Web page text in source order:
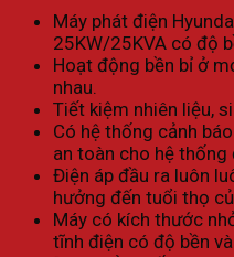
Máy phát điện
25KW/25KVA có độ
Hoạt động bền bỉ ở
nhau.
Tiết kiệm nhiên liệu,
Có hệ thống cảnh
an toàn cho hệ thống
Điện áp đầu ra luôn
hưởng đến tuổi thọ
Máy có kích thước
tĩnh điện có độ bền